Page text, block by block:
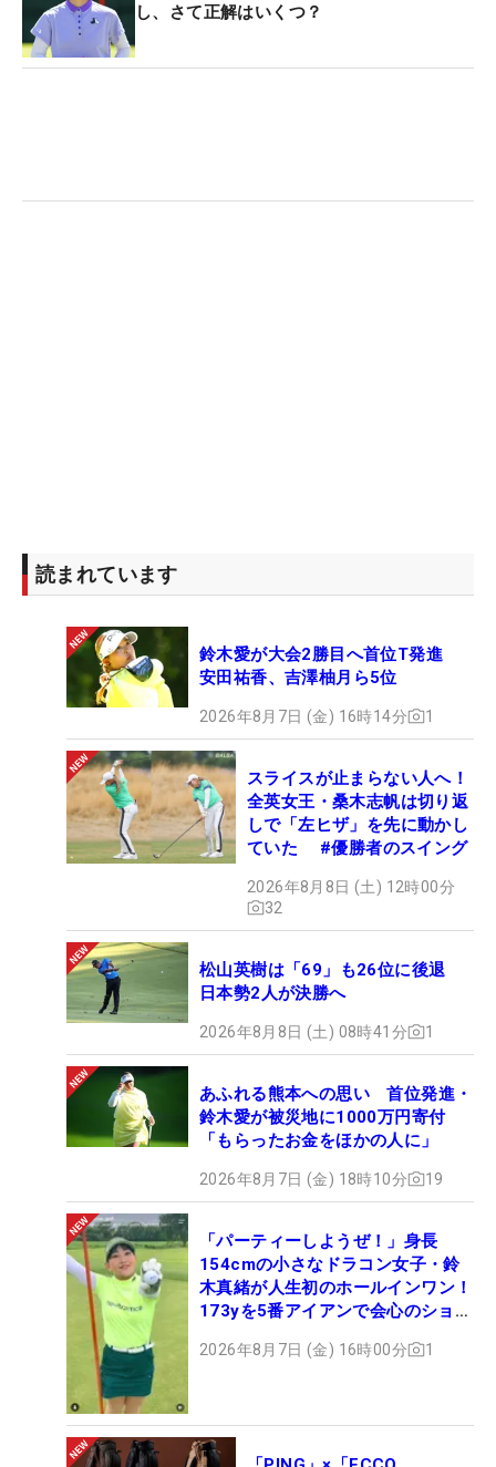
し、さて正解はいくつ？
読まれています
鈴木愛が大会2勝目へ首位T発進
安田祐香、吉澤柚月ら5位
2026年8月7日 (金) 16時14分 1
スライスが止まらない人へ！
全英女王・桑木志帆は切り返
しで「左ヒザ」を先に動かし
ていた #優勝者のスイング
2026年8月8日 (土) 12時00分
32
松山英樹は「69」も26位に後退
日本勢2人が決勝へ
2026年8月8日 (土) 08時41分 1
あふれる熊本への思い 首位発進・
鈴木愛が被災地に1000万円寄付
「もらったお金をほかの人に」
2026年8月7日 (金) 18時10分 19
「パーティーしようぜ！」身長
154cmの小さなドラコン女子・鈴
木真緒が人生初のホールインワン！
173yを5番アイアンで会心のショッ
2026年8月7日 (金) 16時00分 1